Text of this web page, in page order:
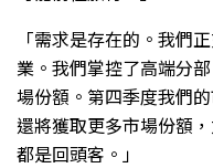
「需求是存在的。我們
業。我們掌控了高端分
場份額。第四季度我們
還將獲取更多市場份額
都是回頭客。」